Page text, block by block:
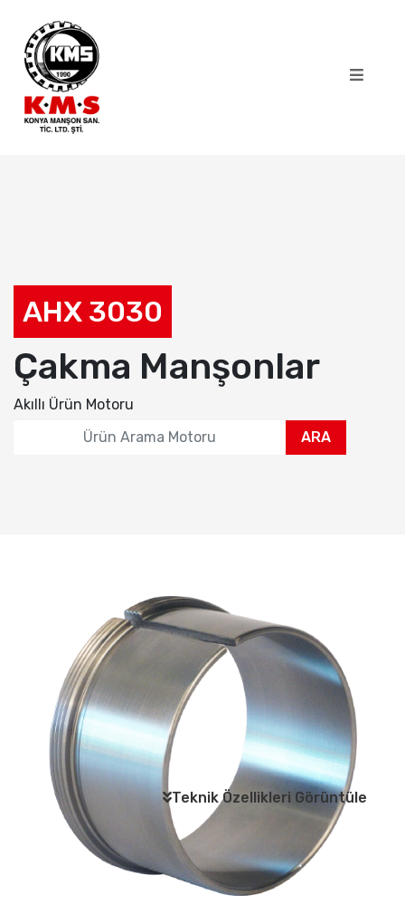
Teknik Özellikleri Görüntüle
AHX 3030
Çakma Manşonlar
Akıllı Ürün Motoru
ARA